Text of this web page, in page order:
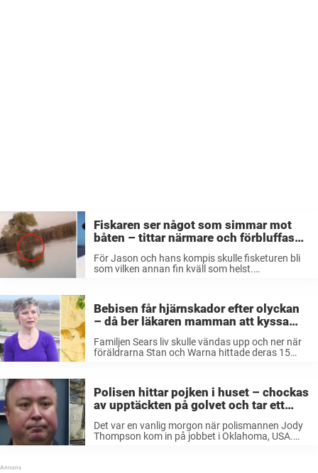
Fiskaren ser något som simmar mot
båten – tittar närmare och förbluffas
För Jason och hans kompis skulle fisketuren bli
som vilken annan fin kväll som helst.
Bebisen får hjärnskador efter olyckan
– då ber läkaren mamman att kyssa
Familjen Sears liv skulle vändas upp och ner när
föräldrarna Stan och Warna hittade deras 15
Polisen hittar pojken i huset – chockas
av upptäckten på golvet och tar ett
Det var en vanlig morgon när polismannen Jody
Thompson kom in på jobbet i Oklahoma, USA.